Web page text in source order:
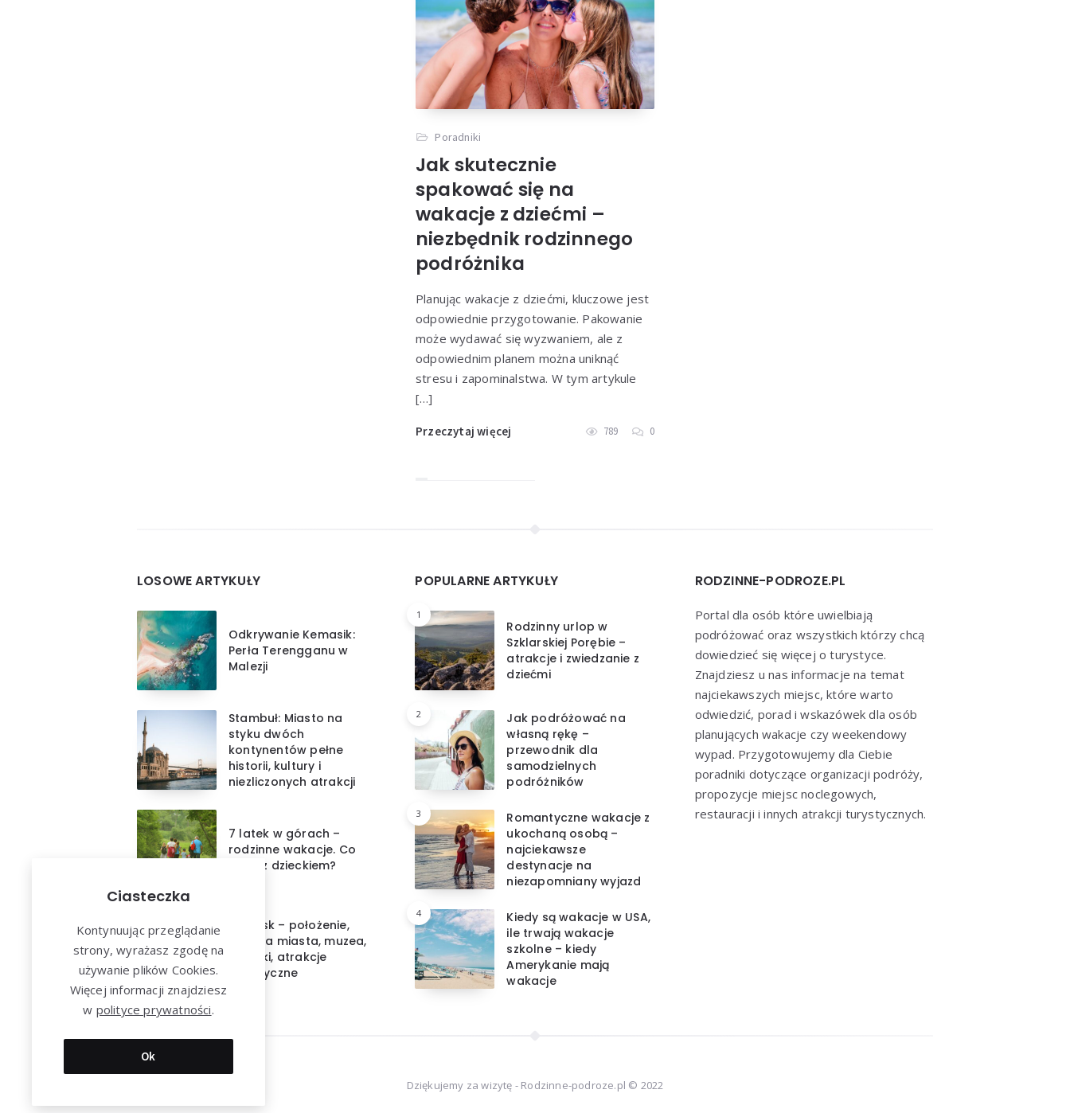
Poradniki
Jak skutecznie
spakować się na
wakacje z dziećmi –
niezbędnik rodzinnego
podróżnika
Planując wakacje z dziećmi, kluczowe jest
odpowiednie przygotowanie. Pakowanie
może wydawać się wyzwaniem, ale z
odpowiednim planem można uniknąć
stresu i zapominalstwa. W tym artykule
[…]
Przeczytaj więcej 789 0
LOSOWE ARTYKUŁY
Odkrywanie Kemasik:
Perła Terengganu w
Malezji
Stambuł: Miasto na
styku dwóch
kontynentów pełne
historii, kultury i
niezliczonych atrakcji
7 latek w górach –
rodzinne wakacje. Co
robić z dzieckiem?
Gdańsk – położenie,
historia miasta, muzea,
zabytki, atrakcje
turystyczne
POPULARNE ARTYKUŁY
1
Rodzinny urlop w
Szklarskiej Porębie –
atrakcje i zwiedzanie z
dziećmi
2
Jak podróżować na
własną rękę –
przewodnik dla
samodzielnych
podróżników
3
Romantyczne wakacje z
ukochaną osobą –
najciekawsze
destynacje na
niezapomniany wyjazd
4
Kiedy są wakacje w USA,
ile trwają wakacje
szkolne – kiedy
Amerykanie mają
wakacje
RODZINNE-PODROZE.PL
Portal dla osób które uwielbiają
podróżować oraz wszystkich którzy chcą
dowiedzieć się więcej o turystyce.
Znajdziesz u nas informacje na temat
najciekawszych miejsc, które warto
odwiedzić, porad i wskazówek dla osób
planujących wakacje czy weekendowy
wypad. Przygotowujemy dla Ciebie
poradniki dotyczące organizacji podróży,
propozycje miejsc noclegowych,
restauracji i innych atrakcji turystycznych.
Dziękujemy za wizytę - Rodzinne-podroze.pl © 2022
Ciasteczka
Kontynuując przeglądanie
strony, wyrażasz zgodę na
używanie plików Cookies.
Więcej informacji znajdziesz
w polityce prywatności.
Ok